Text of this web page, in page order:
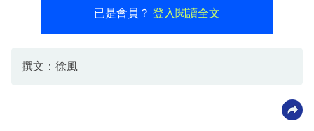
已是會員？ 登入閱讀全文
撰文：徐風